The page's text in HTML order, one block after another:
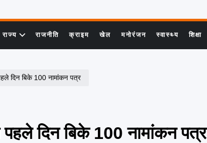
राज्य राजनीति क्राइम खेल मनोरंजन स्वास्थ्य शिक्षा
दिन बिके 100 नामांकन पत्र
पहले दिन बिके 100 नामांकन पत्र